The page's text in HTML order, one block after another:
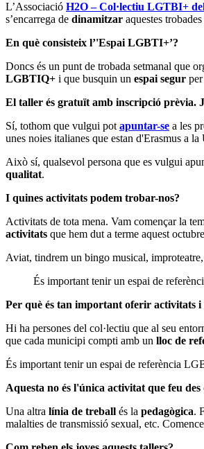
L’Associació H2O – Col·lectiu LGTBI+
s’encarrega de dinamitzar aquestes
En què consisteix l’'Espai LGBTI+’?
Doncs és un punt de trobada setmanal que
LGBTIQ+ i que busquin un espai segur
El taller és gratuït amb inscripció prèvia.
Sí, tothom que vulgui potapuntar-se a les
unes noies italianes que estan d'Erasmus a
Això sí, qualsevol persona que es vulgui
qualitat.
I quines activitats podem trobar-nos?
Activitats de tota mena. Vam començar la
activitats que hem dut a terme aquest
Aviat, tindrem un bingo musical,
És important tenir un espai de
Per què és tan important oferir activitats i
Hi ha persones del col·lectiu que al seu
que cada municipi compti amb un lloc de
És important tenir un espai de referència
Aquesta no és l'única activitat que feu
Una altra línia de treball és la pedagògica.
malalties de transmissió sexual, etc.